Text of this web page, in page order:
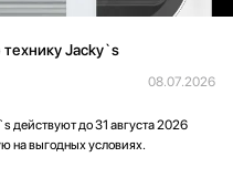
Jacky`s
08.07.2026
действуют до 31 августа 2026
на выгодных условиях.